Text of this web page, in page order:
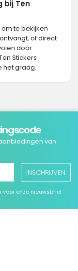
bij Ten
te bekijken
of direct
door
Stickers
het graag.
van
INSCHRIJVEN
onze nieuwsbrief